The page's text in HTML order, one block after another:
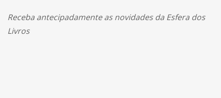
Receba antecipadamente as novidades da Esfera dos
Livros